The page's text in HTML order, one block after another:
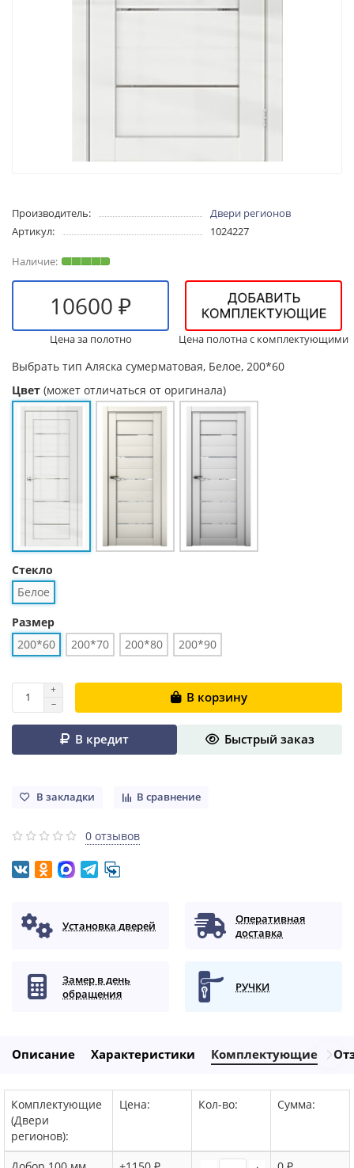
Производитель:
Двери регионов
Артикул:
1024227
10600 ₽
Цена за полотно Цена полотна с комплектующими
Выбрать тип Аляска сумерматовая, Белое, 200*60
Цвет (может отличаться от оригинала)
Стекло
Белое
Размер
200*60
200*70 200*80 200*90
В корзину
В кредит Быстрый заказ
В закладки В сравнение
0 отзывов
Установка дверей
Оперативная
доставка
Замер в день
обращения
РУЧКИ
Описание Характеристики Комплектующие
Комплектующие
(Двери
регионов):
Цена: Кол-во: Сумма: